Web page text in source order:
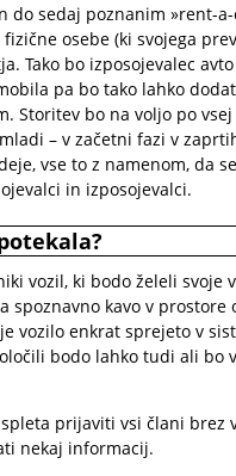
do sedaj poznanim »rent-
osebe (ki svojega
Tako bo izposojevalec
pa bo tako lahko
Storitev bo na voljo po
– v začetni fazi v
vse to z namenom, da
in izposojevalci.
vozil, ki bodo želeli
spoznavno kavo v
vozilo enkrat sprejeto v
bodo lahko tudi ali
prijaviti vsi člani brez
nekaj informacij.